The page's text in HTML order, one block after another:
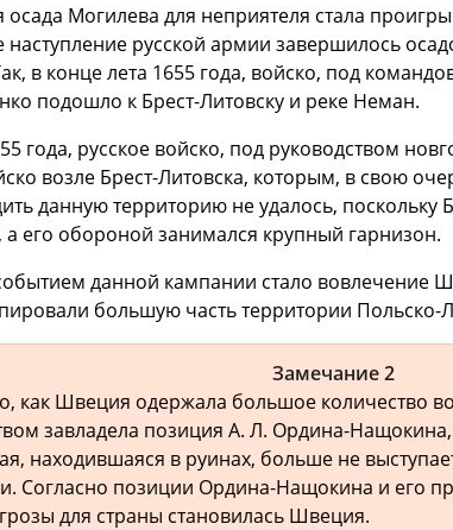
Могилева для неприятеля стала
русской армии завершилось
в конце лета 1655 года, войско, под
подошло к Брест-Литовску и реке Неман.
года, русское войско, под руководством
возле Брест-Литовска, которым, в свою
данную территорию не удалось, поскольку
а его обороной занимался крупный гарнизон.
данной кампании стало вовлечение
большую часть территории Польско-
Замечание 2
как Швеция одержала большое количество
завладела позиция А. Л. Ордина-
находившаяся в руинах, больше не
Согласно позиции Ордина-Нащокина и его
для страны становилась Швеция.